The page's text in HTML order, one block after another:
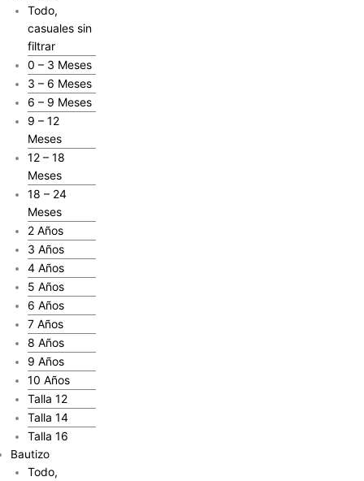
Todo,
casuales sin
filtrar
0 – 3 Meses
3 – 6 Meses
6 – 9 Meses
9 – 12
Meses
12 – 18
Meses
18 – 24
Meses
2 Años
3 Años
4 Años
5 Años
6 Años
7 Años
8 Años
9 Años
10 Años
Talla 12
Talla 14
Talla 16
Bautizo
Todo,